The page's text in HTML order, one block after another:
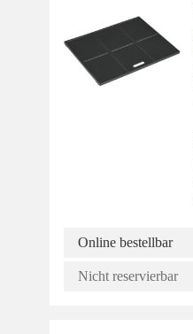
Online bestellbar
Nicht reservierbar